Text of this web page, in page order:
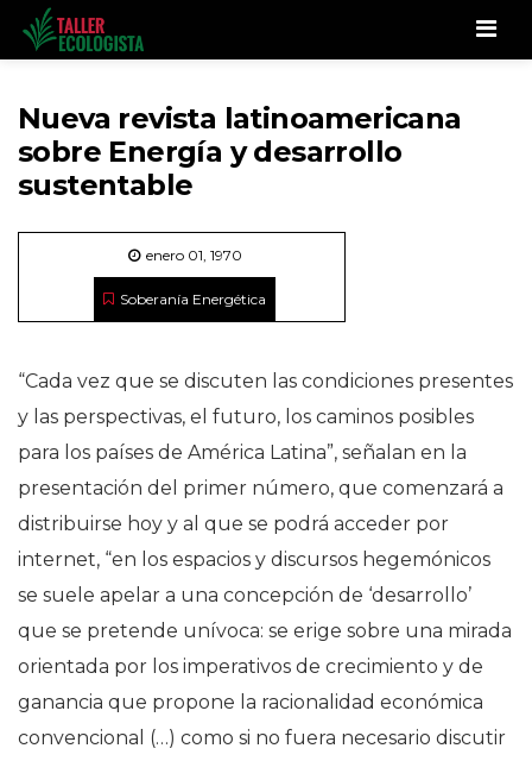
Nueva revista latinoamericana
sobre Energía y desarrollo
sustentable
enero 01, 1970
Soberanía Energética
“Cada vez que se discuten las condiciones presentes
y las perspectivas, el futuro, los caminos posibles
para los países de América Latina”, señalan en la
presentación del primer número, que comenzará a
distribuirse hoy y al que se podrá acceder por
internet, “en los espacios y discursos hegemónicos
se suele apelar a una concepción de ‘desarrollo’
que se pretende unívoca: se erige sobre una mirada
orientada por los imperativos de crecimiento y de
ganancia que propone la racionalidad económica
convencional (…) como si no fuera necesario discutir